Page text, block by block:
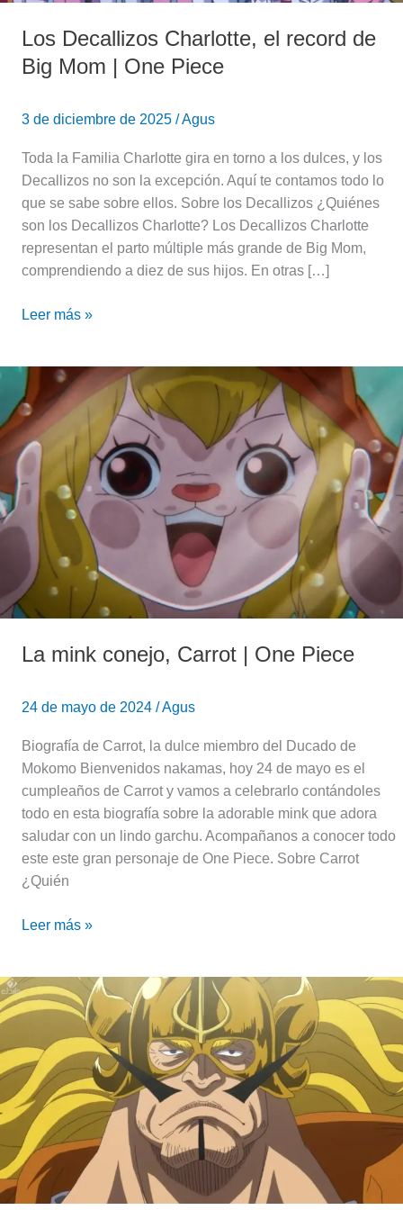
Los Decallizos Charlotte, el record de
Big Mom | One Piece
3 de diciembre de 2025 /Agus
Toda la Familia Charlotte gira en torno a los dulces, y los
Decallizos no son la excepción. Aquí te contamos todo lo
que se sabe sobre ellos. Sobre los Decallizos ¿Quiénes
son los Decallizos Charlotte? Los Decallizos Charlotte
representan el parto múltiple más grande de Big Mom,
comprendiendo a diez de sus hijos. En otras […]
Leer más »
La mink conejo, Carrot | One Piece
24 de mayo de 2024 /Agus
Biografía de Carrot, la dulce miembro del Ducado de
Mokomo Bienvenidos nakamas, hoy 24 de mayo es el
cumpleaños de Carrot y vamos a celebrarlo contándoles
todo en esta biografía sobre la adorable mink que adora
saludar con un lindo garchu. Acompañanos a conocer todo
este este gran personaje de One Piece. Sobre Carrot
¿Quién
La
mink
conejo,
Carrot
One
Piece
Leer más »
Vinsmoke
Judge,
comandante
supremo
|
One
Piece